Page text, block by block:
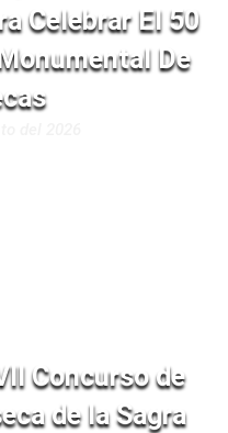
Celebrar El 50
De
Concurso de
de la Sagra